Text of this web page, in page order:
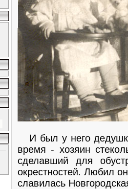
И был у него
время - хозяин
сделавший для
окрестностей. Любил
славилась